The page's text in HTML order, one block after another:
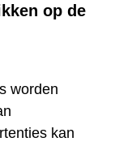
op de
worden
kan